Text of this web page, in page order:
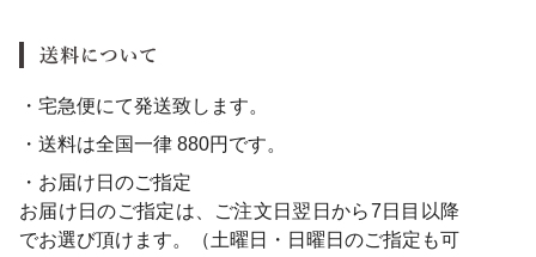
・宅急便にて発送致します。
・送料は全国一律 880円です。
・お届け日のご指定
お届け日のご指定は、ご注文日翌日から7日目以降
でお選び頂けます。（土曜日・日曜日のご指定も可